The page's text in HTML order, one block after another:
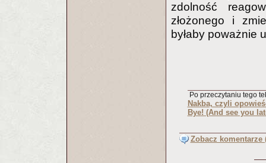
zdolność
złożonego i
byłaby poważnie
Po przeczytaniu tego
Nakba, czyli
Bye! (And see you
Zobacz komentarze